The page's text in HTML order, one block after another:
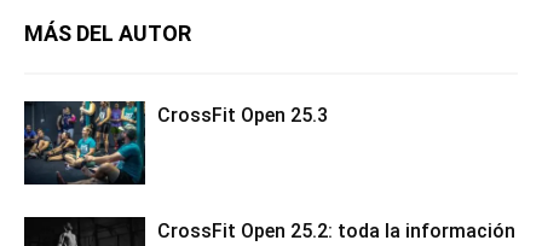
MÁS DEL AUTOR
CrossFit Open 25.3
CrossFit Open 25.2: toda la información